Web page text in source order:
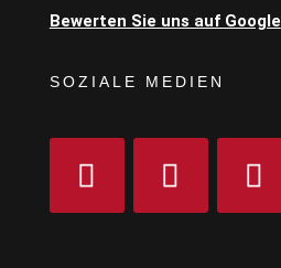
Bewerten Sie uns auf Google
SOZIALE MEDIEN